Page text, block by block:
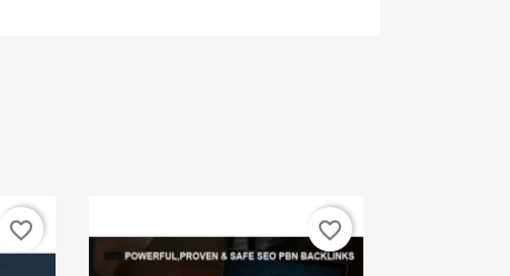
favorite_border favorite_border